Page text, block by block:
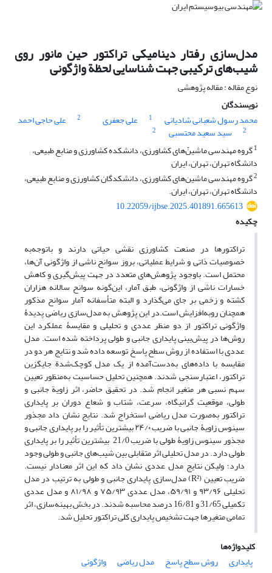
مدل‌سازی رفتار دینامیکی تراکتور حین مانور روی
شیب‌های ترکیبی جهت شناسایی لحظة واژگونی
نوع مقاله : مقاله پژوهشی
نویسندگان
محمد رسول شعبانی شادیانی
1 علی جعفری 2 علی حاجی احمد
2 سید سعید محتسبی
2
1گروه مهندسی ماشین‌ّهای کشاورزی، دانشکده کشاورزی و منابع طبیعی،
دانشگاه تهران، تهران، ایران
2گروه مهندسی ماشین‌های کشاورزی، دانشکدگان کشاورزی و منابع طبیعی،
دانشگاه تهران، تهران، ایران.
10.22059/ijbse.2025.401891.665613
چکیده
تراکتورها در صنعت کشاورزی نقشی حیاتی دارند و باتوجه‌به
خصوصیات ذاتی و شرایط عملیاتی، بروز سوانح ناشی از واژگونی آن‌ها،
محتمل است. باوجود پژوهش‌های متعدد در جهت پیش‌گیری و کاهش
خسارات ناشی از واژگونی، طبق آمار، این‌گونه سوانح سالانه هزاران
کشته و زخمی بر جای می‌گذارد و البته متأسفانه آمار سوانح مذکور
همچنان روبه‌افزایش است.در این پژوهش به مدل‌سازی ریاضی پدیدۀ
واژگونی تراکتور از دو منظر عددی و تحلیلی و مقایسۀ عملکرد این
روش‌ها در پیش‌بینی پایداری جانبی و طولی پرداخته شده است. مدل
عددی با استفاده از روش سطح پاسخ توسعه داده شد و نتایج هر دو در
مقایسه با داده‌های به‌دست‌آمده از یک مدل کوچک‌شدة جایگزین
تراکتور، اعتبارسنجی شدند. همچنین تحلیل حساسیت به‌منظور تعیین
سهم نسبی هر متغیر انجام شد. در تحقیق حاضر، اثر زاویة جانبی و
طولی، موقعیت گرانیگاه، سرعت، شتاب و شعاع دوران بر پایداری
تراکتور به‌صورت مدل ریاضی استخراج شد. نتایج نشان داد مجذور
سینوس زاویۀ جانبی با ضریب ۲۴/۰ بیشترین تأثیر را بر پایداری جانبی و
مجذور سینوس زاویۀ طولی با ضریب 21/0 بیشترین تأثیر را بر پایداری
طولی دارد. در مدل تحلیلی اثر متقابلی بین شیب‌های جانبی و طولی وجود
دارد؛ ولیکن نتایج مدل عددی نشان داد که این اثر معنا‌دار نیست.
ضریب تعیین (R²) مدل‌سازی پایداری جانبی و طولی به ترتیب در مدل
تحلیلی ۹۳/۹۶ و ۵۹/۹۱، مدل عددی ۷۵/۹۳ و ۸۱/۹۸ و مدل عددی
تکمیلی 31/65 و 16/81 درصد محاسبه شدند. در بخش بهینه‌سازی، اثر
تمامی متغیرها جهت تشخیص پایداری کلی تراکتور تحلیل شد.
کلیدواژه‌ها
پایداری
روش سطح پاسخ مدل ریاضی
واژگونی